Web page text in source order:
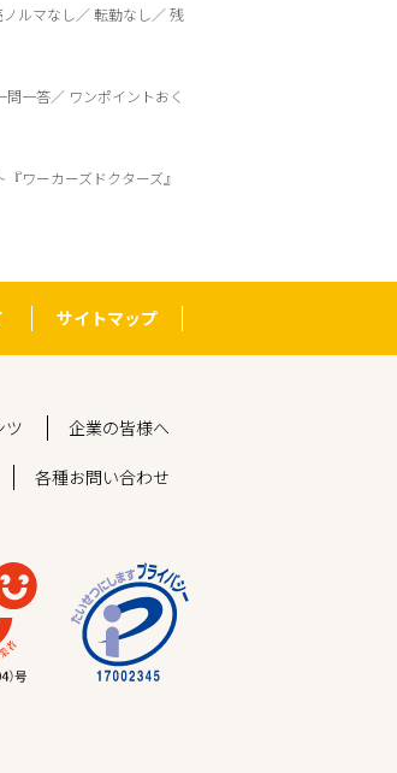
ルマなし 転勤なし
残
問一答
ワンポイントおく
ワーカーズドクターズ』
サイトマップ
ツ 企業の皆様へ
各種お問い合わせ